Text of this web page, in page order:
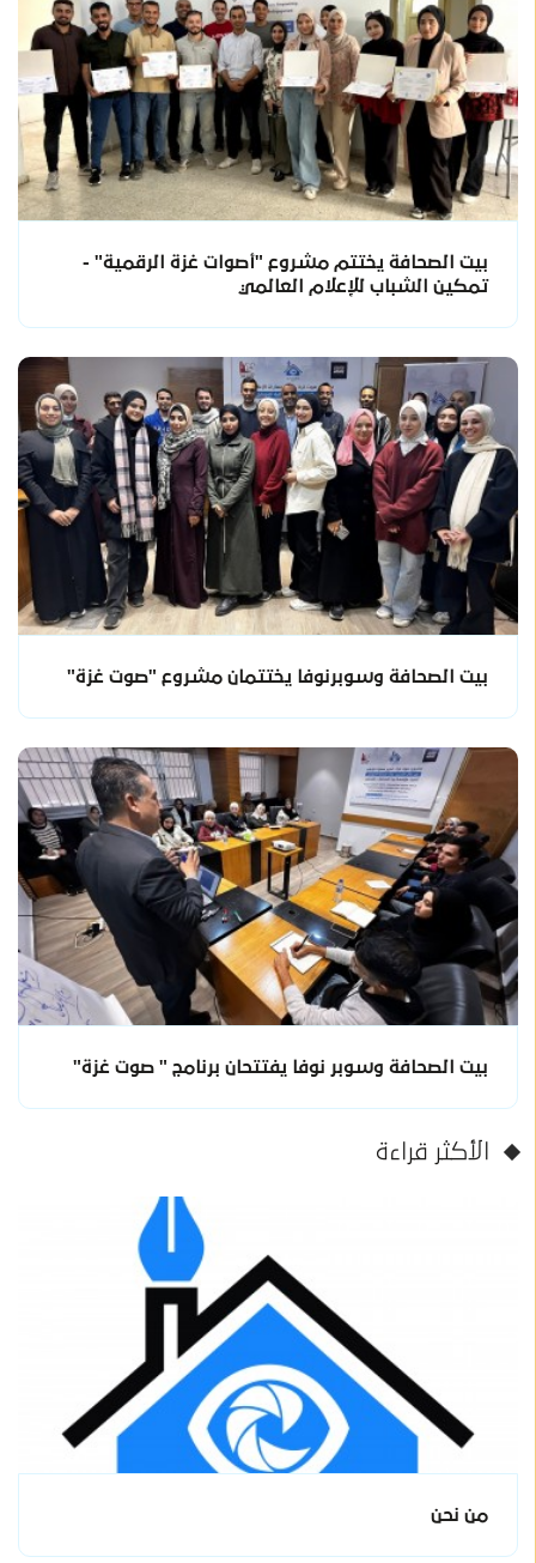
بيت الصحافة يختتم مشروع "أصوات غزة الرقمية" -
تمكين الشباب للإعلام العالمي
بيت الصحافة وسوبرنوفا يختتمان مشروع "صوت غزة"
بيت الصحافة وسوبر نوفا يفتتحان برنامج " صوت غزة"
الأكثر قراءة
من نحن